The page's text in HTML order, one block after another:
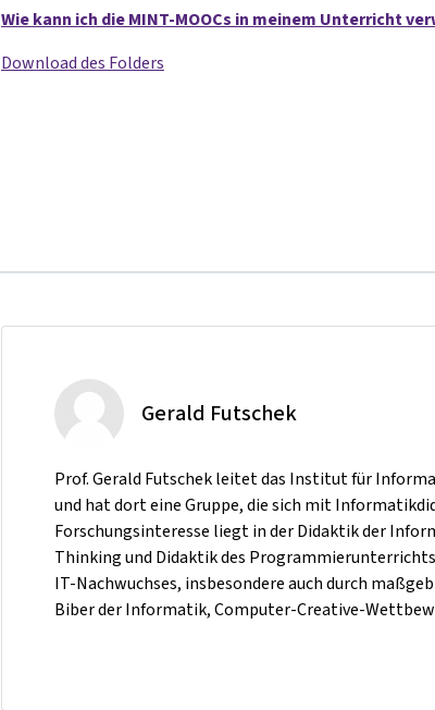
Wie kann ich die MINT-MOOCs in meinem Unterricht
Download des Folders
Gerald Futschek
Prof. Gerald Futschek leitet das Institut für
und hat dort eine Gruppe, die sich mit
Forschungsinteresse liegt in der Didaktik der
Thinking und Didaktik des
IT-Nachwuchses, insbesondere auch durch
Biber der Informatik, Computer-Creative-